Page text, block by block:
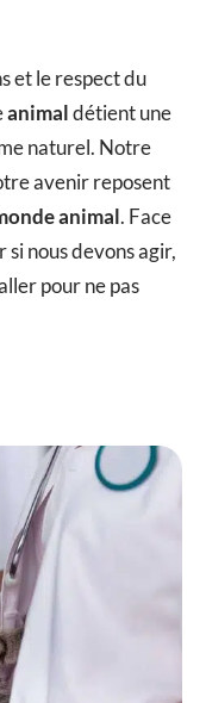
et le respect du
animaldétient une
naturel. Notre
avenir reposent
animal. Face
si nous devons agir,
pour ne pas